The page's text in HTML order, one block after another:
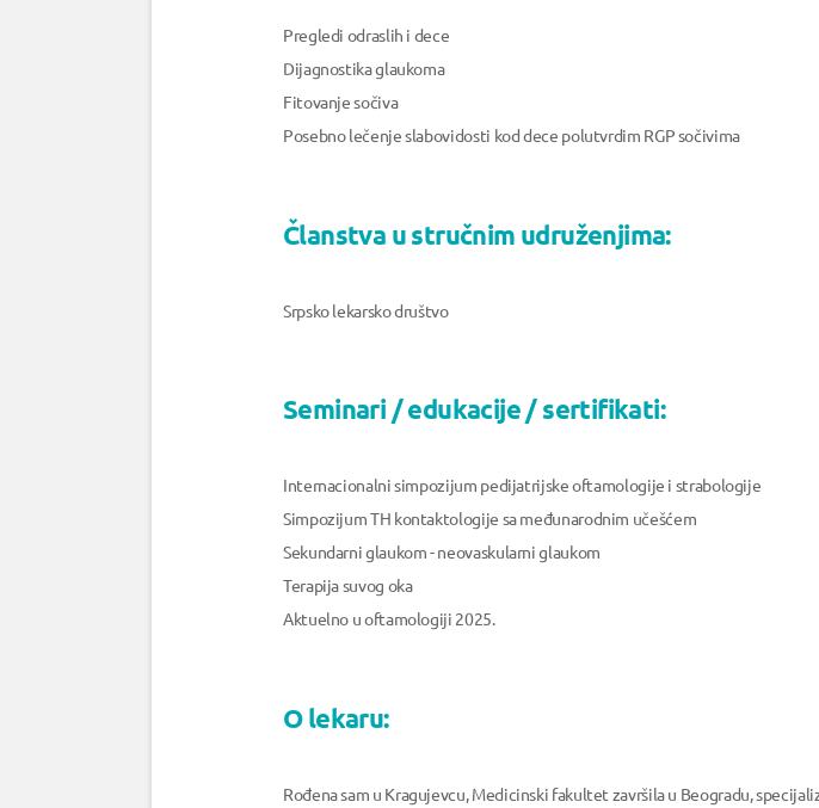
Pregledi odraslih i dece
Dijagnostika glaukoma
Fitovanje sočiva
Posebno lečenje slabovidosti kod dece polutvrdim RGP sočivima
Članstva u stručnim udruženjima:
Srpsko lekarsko društvo
Seminari / edukacije / sertifikati:
Internacionalni simpozijum pedijatrijske oftamologije i strabologije
Simpozijum TH kontaktologije sa međunarodnim učešćem
Sekundarni glaukom - neovaskularni glaukom
Terapija suvog oka
Aktuelno u oftamologiji 2025.
O lekaru:
Rođena sam u Kragujevcu, Medicinski fakultet završila u Beogradu,